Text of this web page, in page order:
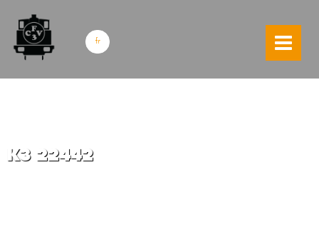
skip to content
fr
K3 22442